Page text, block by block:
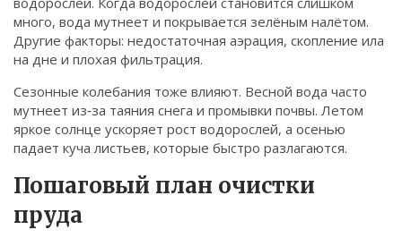
много, вода мутнеет и покрывается зелёным налётом.
Другие факторы: недостаточная аэрация, скопление ила
на дне и плохая фильтрация.
Сезонные колебания тоже влияют. Весной вода часто
мутнеет из‑за таяния снега и промывки почвы. Летом
яркое солнце ускоряет рост водорослей, а осенью
падает куча листьев, которые быстро разлагаются.
Пошаговый план очистки
пруда